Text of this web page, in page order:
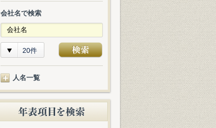
会社名で検索
20件
人名一覧